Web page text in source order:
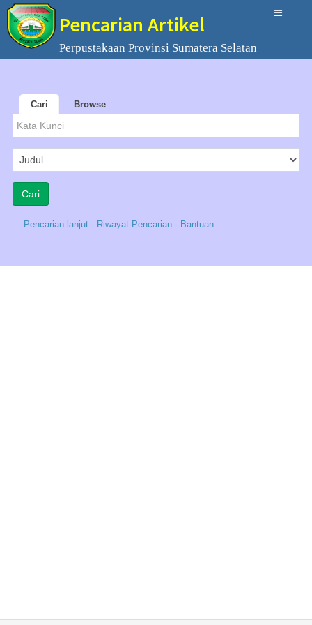
Pencarian Artikel
Perpustakaan Provinsi Sumatera Selatan
Cari Browse
Pencarian lanjut - Riwayat Pencarian - Bantuan